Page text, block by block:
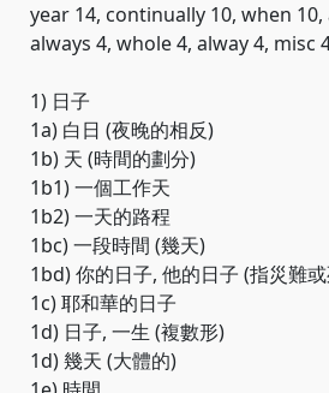
year 14, continually 10, when
always 4, whole 4, alway 4, misc
1) 日子
1a) 白日 (夜晚的相反)
1b) 天 (時間的劃分)
1b1) 一個工作天
1b2) 一天的路程
1bc) 一段時間 (幾天)
1bd) 你的日子, 他的日子 (指災難
1c) 耶和華的日子
1d) 日子, 一生 (複數形)
1d) 幾天 (大體的)